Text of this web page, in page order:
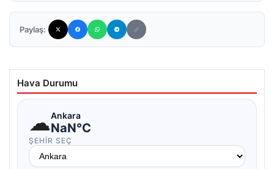
Paylaş:
Hava Durumu
☁Ankara
NaN°C
ŞEHIR SEÇ